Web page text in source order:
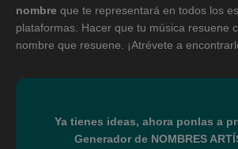
nombre que te representará en todos los
plataformas. Hacer que tu música resuene
nombre que resuene. ¡Atrévete a
Ya tienes ideas, ahora ponlas a
Generador de NOMBRES